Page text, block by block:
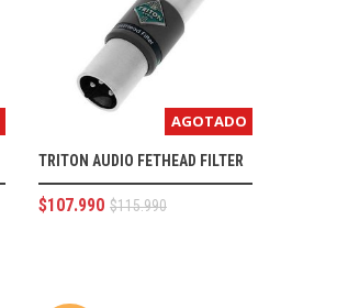
AGOTADO
TRITON AUDIO FETHEAD FILTER
$115.990
$107.990